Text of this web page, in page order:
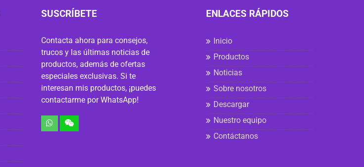
SUSCRÍBETE
Contacta ahora para consejos,
trucos y las últimas noticias de
productos, además de ofertas
especiales exclusivas. Si te
interesan mis productos, ¡puedes
contactarme por WhatsApp!
ENLACES RÁPIDOS
Inicio
Productos
Noticias
Sobre nosotros
Descargar
Nuestro equipo
Contáctanos